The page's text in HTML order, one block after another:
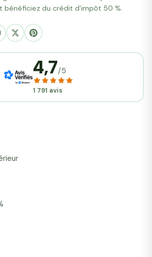
bénéficiez du crédit d'impôt 50 %.
4,7/5
1 791 avis